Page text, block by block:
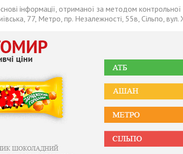
інформації, отриманої за методом
77, Метро, пр. Незалежності, 55в, Сільпо, вул.